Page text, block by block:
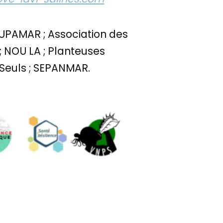
; Association des
LA ; Planteuses
; SEPANMAR.